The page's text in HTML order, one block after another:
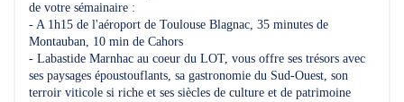
de votre sémainaire :
- A 1h15 de l'aéroport de Toulouse Blagnac, 35 minutes de
Montauban, 10 min de Cahors
- Labastide Marnhac au coeur du LOT, vous offre ses trésors avec
ses paysages époustouflants, sa gastronomie du Sud-Ouest, son
terroir viticole si riche et ses siècles de culture et de patrimoine